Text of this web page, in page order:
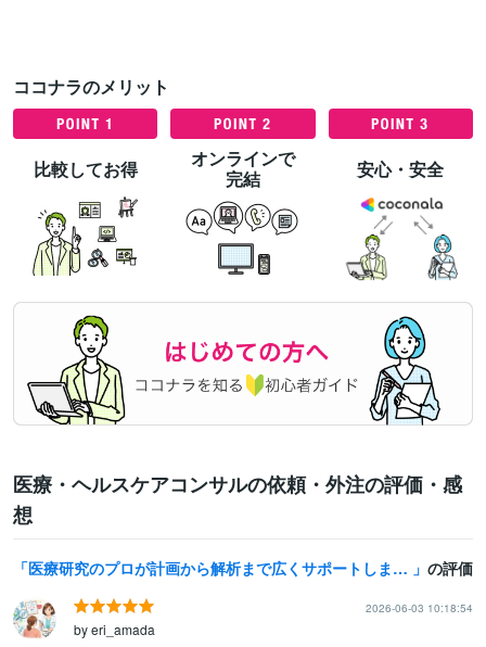
ココナラのメリット
比較してお得
オンラインで
完結
安心・安全
医療・ヘルスケアコンサルの依頼・外注の評価・感
想
医療研究のプロが計画から解析まで広くサポートします 医療現場で働く皆さまの研究を、豊富な経験と知識で支援します。 の評価
2026-06-03 10:18:54
by eri_amada